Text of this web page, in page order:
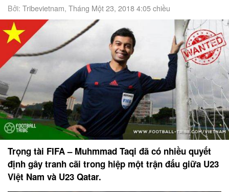
Bởi: Tribevietnam, Tháng Một 23, 2018 4:05 chiều
Trọng tài FIFA – Muhmmad Taqi đã có nhiều quyết
định gây tranh cãi trong hiệp một trận đấu giữa U23
Việt Nam và U23 Qatar.